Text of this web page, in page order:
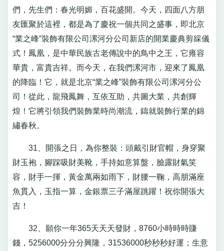
們，先生們：春光明媚，百花盛開。今天，四面八方朋
友匯聚於這裡，都是為了慶祝一個共同之盛事，即北京
“業之峰”裝飾有限公司漯河分公司新店的開業慶典剪綵儀
式！鳳凰，是中華民族古老傳說中的鳥中之王，它雍容
華貴，富貴吉祥。而今天，在我們漯河市，迎來了鳳凰
的降臨！它，就是北京“業之峰”裝飾有限公司漯河分公
司！從此，龍飛鳳舞，互依互助，共圖大業，共創輝
煌！它將引領我們裝飾業時尚潮流，鑄就裝飾行業的錦
繡春秋。
31、開張之日，為你整裝：頭戴引財官帽，身穿聚
財玉袍，腳踩吸財美靴，手持如意算盤，臉露財氣笑
容，財手一揮，黃金萬兩如雨下，財腰一鞠，高朋滿座
魚貫入，玉指一算，金銀票三子滿屋跳躍！祝你開張大
吉！
32、願你一年365天天天發財，8760小時時時賺
錢，5256000分分分興隆，31536000秒秒秒好運；生意